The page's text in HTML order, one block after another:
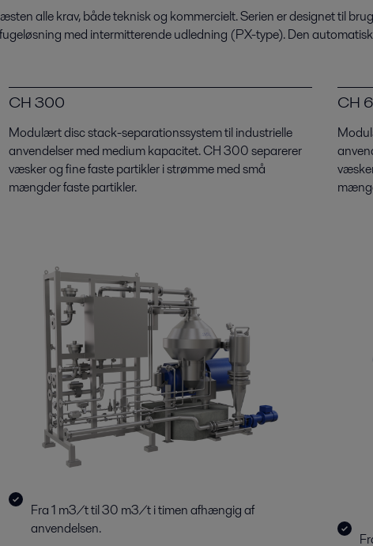
alle krav, både teknisk og kommercielt. Serien er designet til
med intermitterende udledning (PX-type). Den
CH 300
Modulært disc stack-separationssystem til industrielle
anvendelser med medium kapacitet. CH 300 separerer
væsker og fine faste partikler i strømme med små
mængder faste partikler.
Fra 1 m3/t til 30 m3/t i timen afhængig af
anvendelsen.
CH